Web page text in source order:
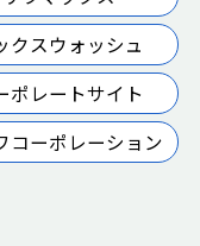
クスウォッシュ
ポレートサイト
コーポレーション